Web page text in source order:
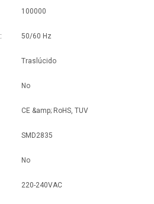
100000
50/60 Hz
Traslúcido
No
CE &amp; RoHS, TUV
SMD2835
No
220-240VAC